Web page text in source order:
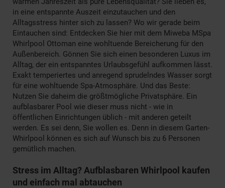
in eine entspannte Auszeit einzutauchen und den
Alltagsstress hinter sich zu lassen? Wo wir gerade beim
Eintauchen sind: Entdecken Sie hier mit dem Miweba MSpa
Whirlpool Ottoman eine wohltuende Bereicherung für den
Außenbereich. Gönnen Sie sich einen besonderen Luxus im
Alltag, der ein entspanntes Urlaubsgefühl aufkommen lässt.
Exakt temperiertes und anregend sprudelndes Wasser sorgt
für eine wohltuende Spa-Atmosphäre. Und das Beste:
Nutzen Sie daheim die größtmögliche Privatsphäre. Ein
aufblasbarer Pool wie dieser muss nicht - wie in
öffentlichen Einrichtungen üblich - mit anderen geteilt
werden. Es sei denn, Sie wollen es. Denn in diesem Garten-
Whirlpool können es sich auf Wunsch bis zu 6 Personen
gemütlich machen.
Stress im Alltag? Aufblasbaren Whirlpool kaufen
und einfach mal abtauchen